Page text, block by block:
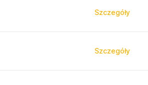
Szczegóły
Szczegóły